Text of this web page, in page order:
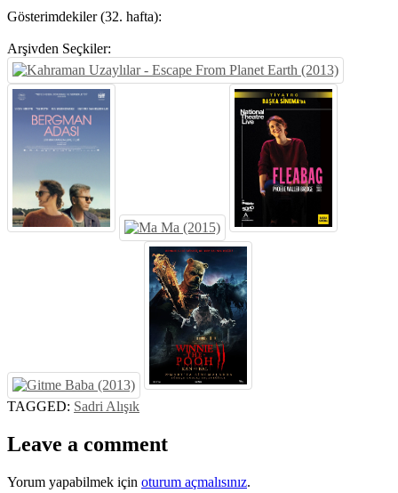
Gösterimdekiler (32. hafta):
Arşivden Seçkiler:
TAGGED: Sadri Alışık
Leave a comment
Yorum yapabilmek için oturum açmalısınız.